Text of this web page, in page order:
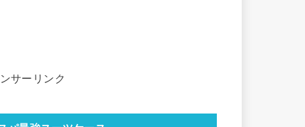
サーリンク